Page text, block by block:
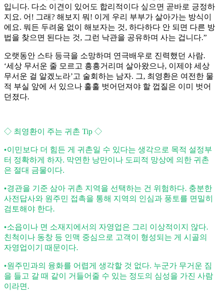
입니다. 다소 이견이 있어도 합리적이다 싶으면 곧바로 긍정하
지요. 어! 그래? 해보지 뭐! 이게 우리 부부가 살아가는 방식이
에요. 뭐든 두려움 없이 해보자는 것, 하다하다 안 되면 다른 방
법을 찾으면 된다는 것, 그런 낙관을 공유하며 사는 겁니다.”
오랫동안 스타 등극을 소망하며 연극배우로 진력했던 사람.
‘세상 무서운 줄 모르고 흥흥거리며 살아왔으나, 이제야 세상
무서운 걸 알겠노라’고 술회하는 남자. 그, 최영환은 여전한 물
적 부실 앞에 서 있으나 훌훌 벗어던져야 할 껍질은 이미 벗어
던졌다.
◇ 최영환이 주는 귀촌 Tip ◇
•이민보다 더 힘든 게 귀촌일 수 있다는 생각으로 목적 설정부
터 정확하게 하자. 막연한 낭만이나 도피적 망상에 의한 귀촌
은 절대 금물이다.
•경관을 기준 삼아 귀촌 지역을 선택하는 건 위험하다. 충분한
사전답사와 원주민 접촉을 통해 지역의 인심과 풍토를 면밀히
검토해야 한다.
•소읍이나 면 소재지에서의 자영업은 그리 이상적이지 않다.
친척이나 동창 등 인맥 중심으로 고객이 형성되는 게 시골의
자영업이기 때문이다.
•원주민과의 융화를 어렵게 생각할 것 없다. 누군가 무거운 짐
을 들고 갈 때 같이 거들어줄 수 있는 정도의 심성을 가진 사람
이라면.